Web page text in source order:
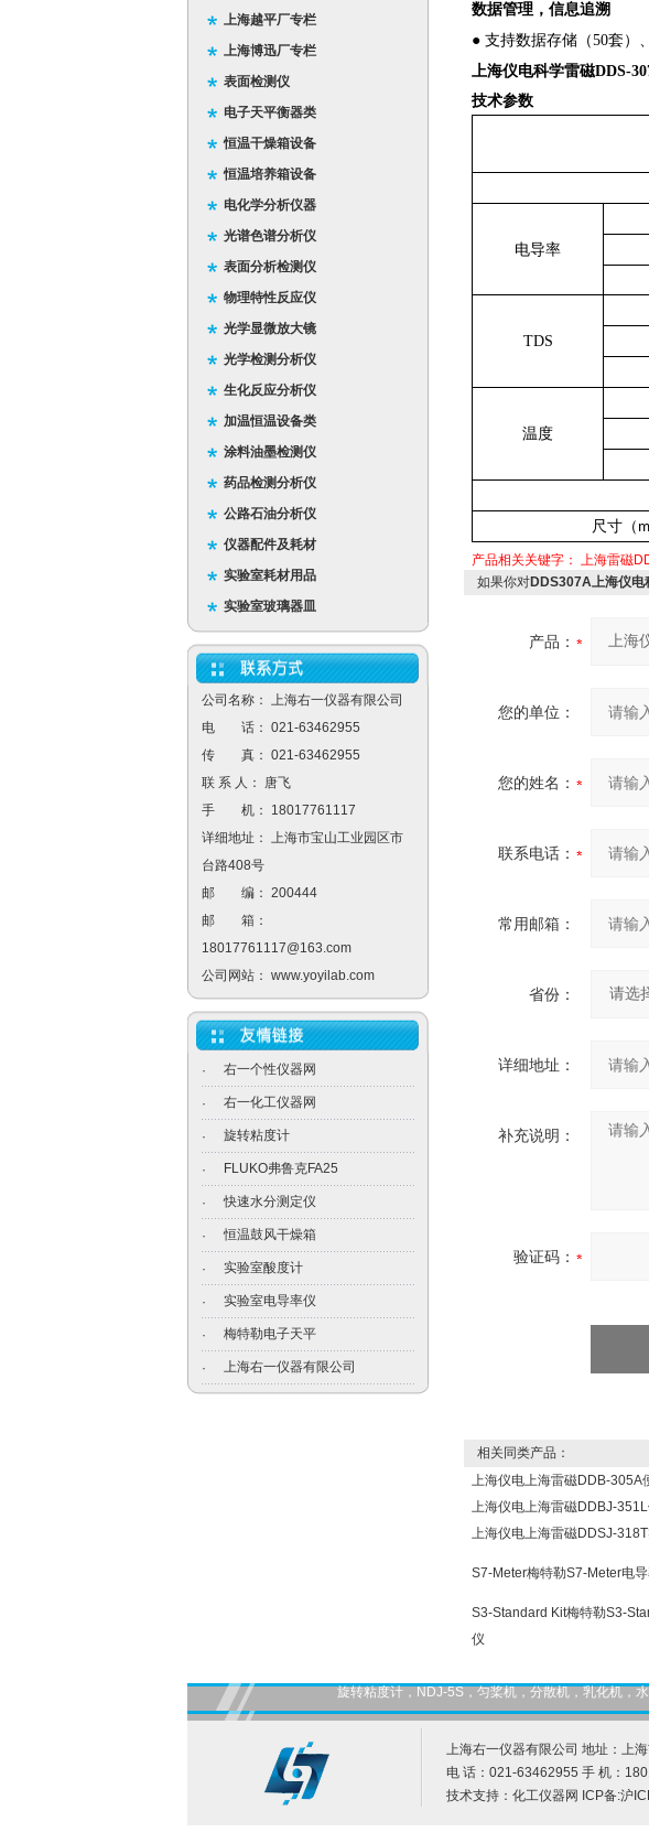
上海越平厂专栏
上海博迅厂专栏
表面检测仪
电子天平衡器类
恒温干燥箱设备
恒温培养箱设备
电化学分析仪器
光谱色谱分析仪
表面分析检测仪
物理特性反应仪
光学显微放大镜
光学检测分析仪
生化反应分析仪
加温恒温设备类
涂料油墨检测仪
药品检测分析仪
公路石油分析仪
仪器配件及耗材
实验室耗材用品
实验室玻璃器皿
公司名称： 上海右一仪器有限公司
电 话： 021-63462955
传 真： 021-63462955
联 系 人： 唐飞
手 机： 18017761117
详细地址： 上海市宝山工业园区市
台路408号
邮 编： 200444
邮 箱：
18017761117@163.com
公司网站： www.yoyilab.com
· 右一个性仪器网
· 右一化工仪器网
· 旋转粘度计
· FLUKO弗鲁克FA25
· 快速水分测定仪
· 恒温鼓风干燥箱
· 实验室酸度计
· 实验室电导率仪
· 梅特勒电子天平
· 上海右一仪器有限公司
数据管理 ，信息追溯
● 支持数据存储（50套）
上海仪电科学雷磁DDS-
技术参数
电导率
TDS
温度
尺寸（
产品相关关键字： 上海雷磁
如果你对DDS307A上海仪电
产品：
您的单位：
您的姓名：
联系电话：
常用邮箱：
省份：
详细地址：
补充说明：
验证码：
相关同类产品：
上海仪电上海雷磁DDB-305A
上海仪电上海雷磁DDBJ-
上海仪电上海雷磁DDSJ-
S7-Meter梅特勒S7-Meter电
S3-Standard Kit梅特勒S3-
仪
旋转粘度计，NDJ-5S，匀桨机，分散机，乳化机，
上海右一仪器有限公司 地址：上
电 话：021-63462955 手 机：
技术支持： 化工仪器网 ICP备:沪